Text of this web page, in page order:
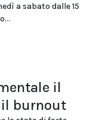
a sabato dalle 15
il
burnout